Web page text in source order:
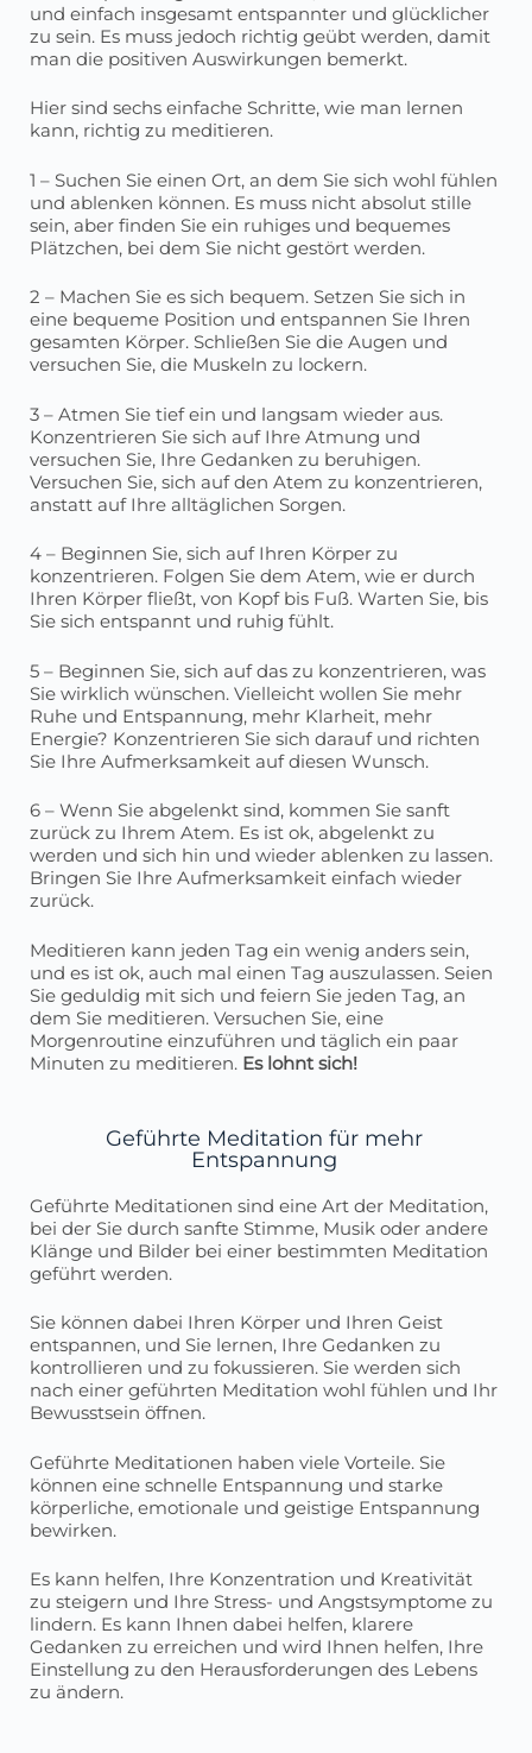
und einfach insgesamt entspannter und glücklicher
zu sein. Es muss jedoch richtig geübt werden, damit
man die positiven Auswirkungen bemerkt.
Hier sind sechs einfache Schritte, wie man lernen
kann, richtig zu meditieren.
1 – Suchen Sie einen Ort, an dem Sie sich wohl fühlen
und ablenken können. Es muss nicht absolut stille
sein, aber finden Sie ein ruhiges und bequemes
Plätzchen, bei dem Sie nicht gestört werden.
2 – Machen Sie es sich bequem. Setzen Sie sich in
eine bequeme Position und entspannen Sie Ihren
gesamten Körper. Schließen Sie die Augen und
versuchen Sie, die Muskeln zu lockern.
3 – Atmen Sie tief ein und langsam wieder aus.
Konzentrieren Sie sich auf Ihre Atmung und
versuchen Sie, Ihre Gedanken zu beruhigen.
Versuchen Sie, sich auf den Atem zu konzentrieren,
anstatt auf Ihre alltäglichen Sorgen.
4 – Beginnen Sie, sich auf Ihren Körper zu
konzentrieren. Folgen Sie dem Atem, wie er durch
Ihren Körper fließt, von Kopf bis Fuß. Warten Sie, bis
Sie sich entspannt und ruhig fühlt.
5 – Beginnen Sie, sich auf das zu konzentrieren, was
Sie wirklich wünschen. Vielleicht wollen Sie mehr
Ruhe und Entspannung, mehr Klarheit, mehr
Energie? Konzentrieren Sie sich darauf und richten
Sie Ihre Aufmerksamkeit auf diesen Wunsch.
6 – Wenn Sie abgelenkt sind, kommen Sie sanft
zurück zu Ihrem Atem. Es ist ok, abgelenkt zu
werden und sich hin und wieder ablenken zu lassen.
Bringen Sie Ihre Aufmerksamkeit einfach wieder
zurück.
Meditieren kann jeden Tag ein wenig anders sein,
und es ist ok, auch mal einen Tag auszulassen. Seien
Sie geduldig mit sich und feiern Sie jeden Tag, an
dem Sie meditieren. Versuchen Sie, eine
Morgenroutine einzuführen und täglich ein paar
Minuten zu meditieren. Es lohnt sich!
Geführte Meditation für mehr
Entspannung
Geführte Meditationen sind eine Art der Meditation,
bei der Sie durch sanfte Stimme, Musik oder andere
Klänge und Bilder bei einer bestimmten Meditation
geführt werden.
Sie können dabei Ihren Körper und Ihren Geist
entspannen, und Sie lernen, Ihre Gedanken zu
kontrollieren und zu fokussieren. Sie werden sich
nach einer geführten Meditation wohl fühlen und Ihr
Bewusstsein öffnen.
Geführte Meditationen haben viele Vorteile. Sie
können eine schnelle Entspannung und starke
körperliche, emotionale und geistige Entspannung
bewirken.
Es kann helfen, Ihre Konzentration und Kreativität
zu steigern und Ihre Stress- und Angstsymptome zu
lindern. Es kann Ihnen dabei helfen, klarere
Gedanken zu erreichen und wird Ihnen helfen, Ihre
Einstellung zu den Herausforderungen des Lebens
zu ändern.